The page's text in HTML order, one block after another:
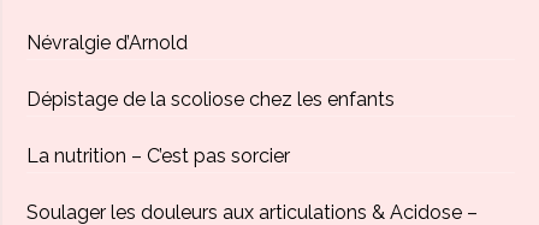
Névralgie d’Arnold
Dépistage de la scoliose chez les enfants
La nutrition – C’est pas sorcier
Soulager les douleurs aux articulations & Acidose –